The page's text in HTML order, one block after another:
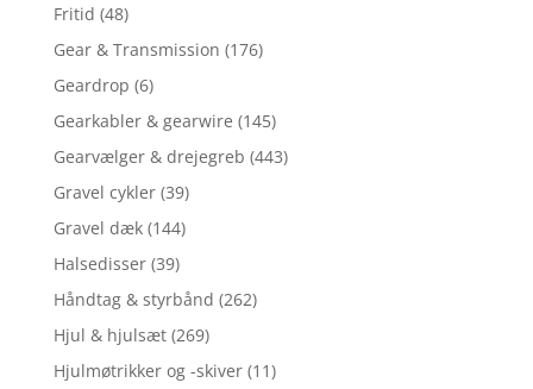
Fritid (48)
Gear & Transmission (176)
Geardrop (6)
Gearkabler & gearwire (145)
Gearvælger & drejegreb (443)
Gravel cykler (39)
Gravel dæk (144)
Halsedisser (39)
Håndtag & styrbånd (262)
Hjul & hjulsæt (269)
Hjulmøtrikker og -skiver (11)